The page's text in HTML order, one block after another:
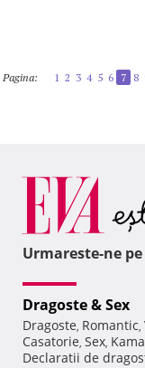
Pagina: 1 2 3 4 5 6 7 8
Urmareste-ne pe
Dragoste & Sex
Dragoste, Romantic,
Casatorie, Sex,
Declaratii de